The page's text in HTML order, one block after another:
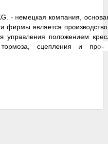
- немецкая компания,
фирмы является производство
управления положением
сцепления и проч.
фирмы как Volvo,